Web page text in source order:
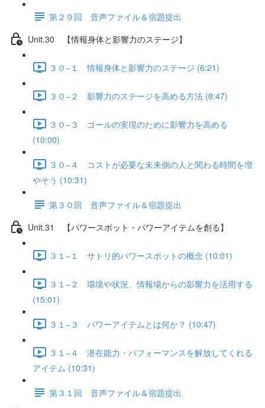
第２９回 音声ファイル＆宿題提出
Unit.30 【情報身体と影響力のステージ】
３０−１ 情報身体と影響力のステージ (6:21)
３０−２ 影響力のステージを高める方法 (8:47)
３０−３ ゴールの実現のために影響力を高める
(10:00)
３０−４ コストが必要な未来側の人と関わる時間を増
やそう (10:31)
第３０回 音声ファイル＆宿題提出
Unit.31 【パワースポット・パワーアイテムを創る】
３１−１ サトリ的パワースポットの概念 (10:01)
３１−２ 環境や状況、情報場からの影響力を活用する
(15:01)
３１−３ パワーアイテムとは何か？ (10:47)
３１−４ 潜在能力・パフォーマンスを解放してくれる
アイテム (10:31)
第３１回 音声ファイル＆宿題提出